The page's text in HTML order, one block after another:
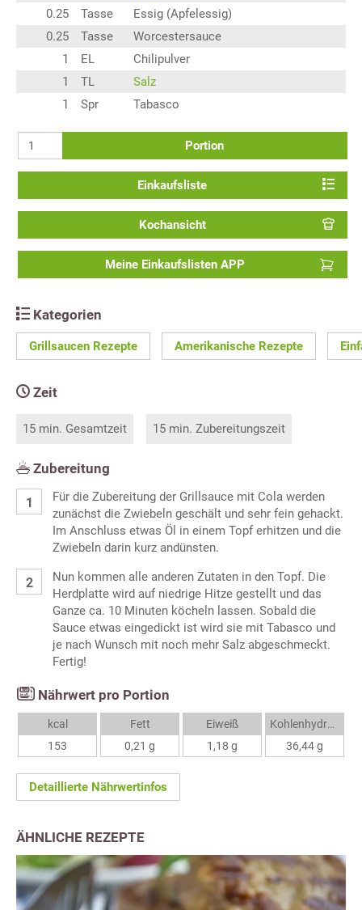
0.25
Tasse
Essig (Apfelessig)
0.25
Tasse
Worcestersauce
1
EL
Chilipulver
1
TL
Salz
1
Spr Tabasco
Portion
Einkaufsliste
Kochansicht
Meine Einkaufslisten APP
Kategorien
Grillsaucen Rezepte Amerikanische Rezepte
Zeit
15 min. Gesamtzeit 15 min. Zubereitungszeit
Zubereitung
Für die Zubereitung der Grillsauce mit Cola werden
zunächst die Zwiebeln geschält und sehr fein gehackt.
Im Anschluss etwas Öl in einem Topf erhitzen und die
Zwiebeln darin kurz andünsten.
Nun kommen alle anderen Zutaten in den Topf. Die
Herdplatte wird auf niedrige Hitze gestellt und das
Ganze ca. 10 Minuten köcheln lassen. Sobald die
Sauce etwas eingedickt ist wird sie mit Tabasco und
je nach Wunsch mit noch mehr Salz abgeschmeckt.
Fertig!
Nährwert pro Portion
kcal
153
Fett
0,21 g
Eiweiß
1,18 g
Kohlenhydrate
36,44 g
Detaillierte Nährwertinfos
ÄHNLICHE REZEPTE